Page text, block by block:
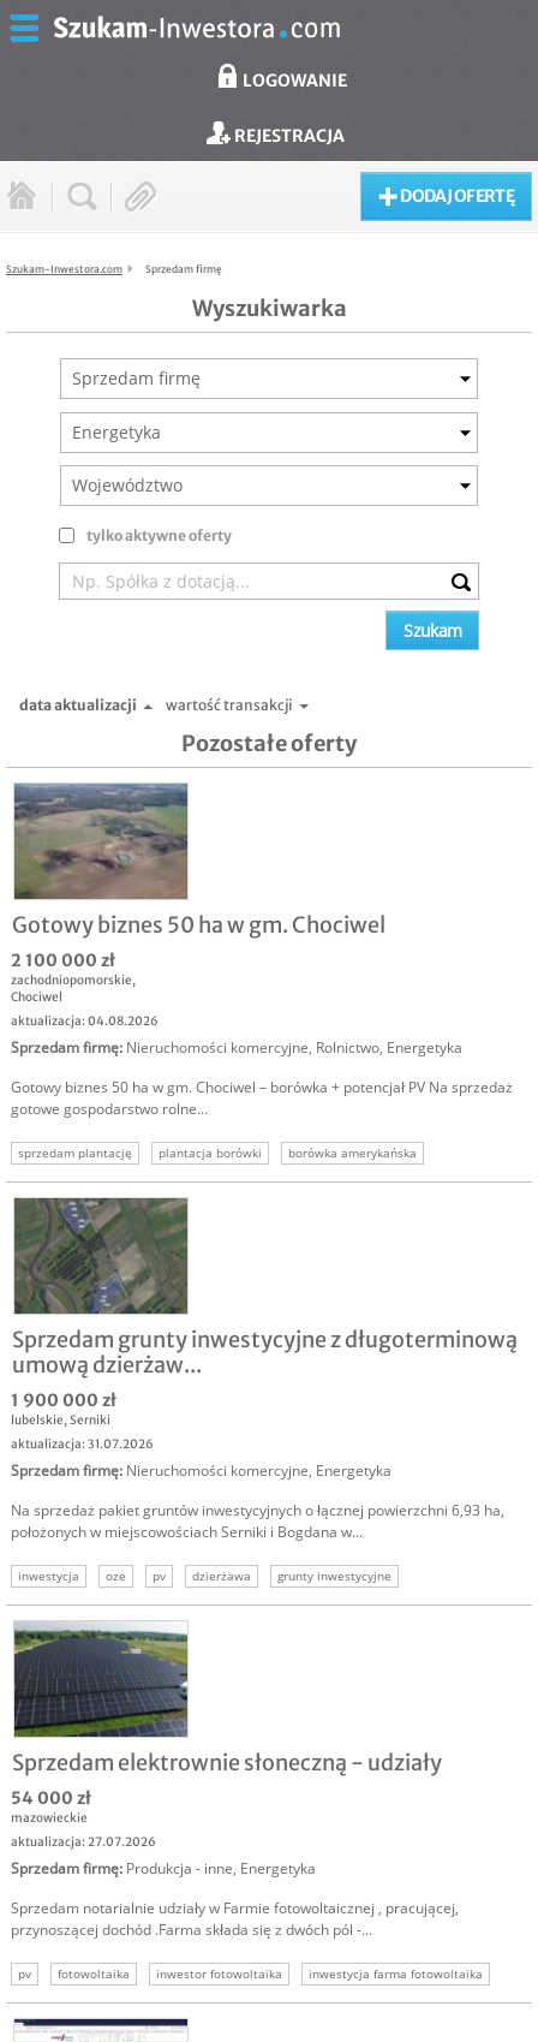
LOGOWANIE
REJESTRACJA
DODAJ OFERTĘ
Szukam-Inwestora.com Sprzedam firmę
Wyszukiwarka
Sprzedam firmę
Energetyka
Województwo
tylko aktywne oferty
data aktualizacji wartość transakcji
Pozostałe oferty
Gotowy biznes 50 ha w gm. Chociwel
2 100 000 zł
zachodniopomorskie,
Chociwel
aktualizacja: 04.08.2026
Sprzedam firmę: Nieruchomości komercyjne, Rolnictwo, Energetyka
Gotowy biznes 50 ha w gm. Chociwel – borówka + potencjał PV Na sprzedaż
gotowe gospodarstwo rolne...
sprzedam plantację plantacja borówki
borówka amerykańska
sprzedam biznes
sprzedam gospodarstwo
Sprzedam grunty inwestycyjne z długoterminową
umową dzierżaw...
1 900 000 zł
lubelskie,Serniki
aktualizacja: 31.07.2026
Sprzedam firmę: Nieruchomości komercyjne, Energetyka
Na sprzedaż pakiet gruntów inwestycyjnych o łącznej powierzchni 6,93 ha,
położonych w miejscowościach Serniki i Bogdana w...
inwestycja oze pv dzierżawa
grunty inwestycyjne
działki inwestycyjne
grunt fotowoltaika
Sprzedam elektrownie słoneczną - udziały
54 000 zł
mazowieckie
aktualizacja: 27.07.2026
Sprzedam firmę: Produkcja - inne, Energetyka
Sprzedam notarialnie udziały w Farmie fotowoltaicznej , pracującej,
przynoszącej dochód .Farma składa się z dwóch pól -...
pv fotowoltaika inwestor fotowoltaika
inwestycja farma fotowoltaika
energetyka odnawialna inwestor
inwestycja w oze oze projekt inwestycyjny